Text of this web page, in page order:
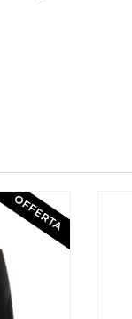
OFFERTA